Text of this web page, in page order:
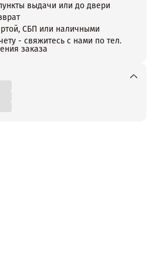
выдачи или до двери
СБП или наличными
- свяжитесь с нами по тел.
заказа